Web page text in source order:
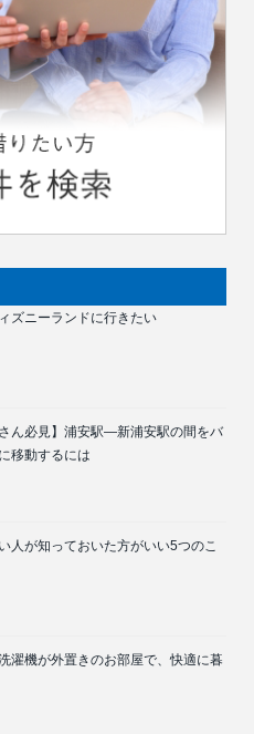
ズニーランドに行きたい
さん必見】浦安駅―新浦安駅の間をバ
移動するには
人が知っておいた方がいい5つのこ
濯機が外置きのお部屋で、快適に暮